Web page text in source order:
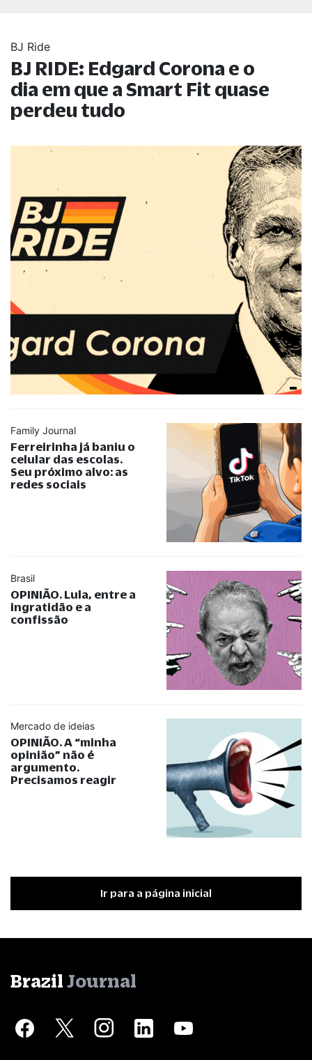
BJ Ride
BJ RIDE: Edgard Corona e o
dia em que a Smart Fit quase
perdeu tudo
Family Journal
Ferreirinha já baniu o
celular das escolas.
Seu próximo alvo: as
redes sociais
Brasil
OPINIÃO. Lula, entre a
ingratidão e a
confissão
Mercado de ideias
OPINIÃO. A “minha
opinião” não é
argumento.
Precisamos reagir
Ir para a página inicial
Brazil Journal